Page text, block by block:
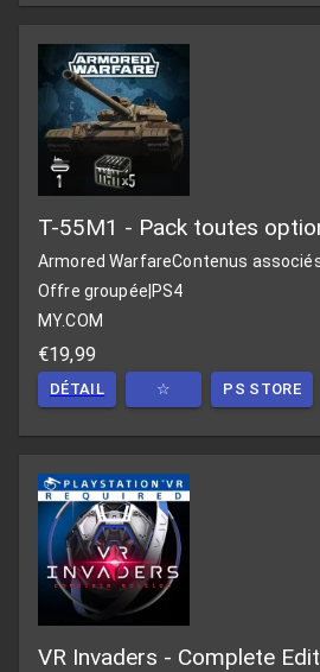
T-55M1 - Pack toutes
Armored WarfareContenus
Offre groupée PS4
MY.COM
€19,99
DÉTAIL ☆ PS STORE
VR Invaders - Complete